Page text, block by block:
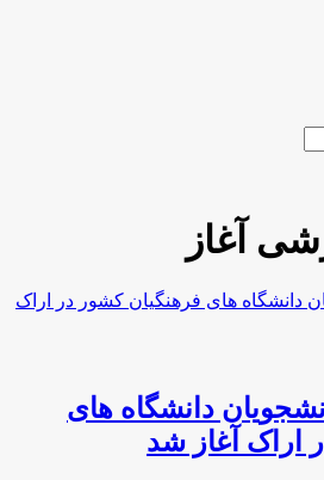
آغاز
دانشگاه های
اراک آغاز شد